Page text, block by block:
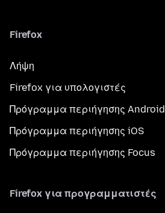
Firefox
Λήψη
Firefox για υπολογιστές
Πρόγραμμα περιήγησης Android
Πρόγραμμα περιήγησης iOS
Πρόγραμμα περιήγησης Focus
Firefox για προγραμματιστές